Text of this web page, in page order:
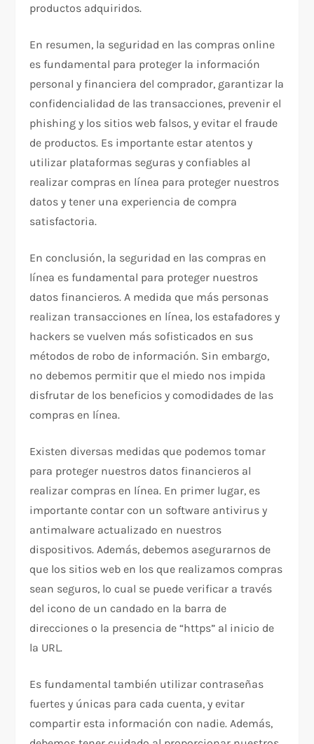
productos adquiridos.
En resumen, la seguridad en las compras online
es fundamental para proteger la información
personal y financiera del comprador, garantizar la
confidencialidad de las transacciones, prevenir el
phishing y los sitios web falsos, y evitar el fraude
de productos. Es importante estar atentos y
utilizar plataformas seguras y confiables al
realizar compras en línea para proteger nuestros
datos y tener una experiencia de compra
satisfactoria.
En conclusión, la seguridad en las compras en
línea es fundamental para proteger nuestros
datos financieros. A medida que más personas
realizan transacciones en línea, los estafadores y
hackers se vuelven más sofisticados en sus
métodos de robo de información. Sin embargo,
no debemos permitir que el miedo nos impida
disfrutar de los beneficios y comodidades de las
compras en línea.
Existen diversas medidas que podemos tomar
para proteger nuestros datos financieros al
realizar compras en línea. En primer lugar, es
importante contar con un software antivirus y
antimalware actualizado en nuestros
dispositivos. Además, debemos asegurarnos de
que los sitios web en los que realizamos compras
sean seguros, lo cual se puede verificar a través
del icono de un candado en la barra de
direcciones o la presencia de “https” al inicio de
la URL.
Es fundamental también utilizar contraseñas
fuertes y únicas para cada cuenta, y evitar
compartir esta información con nadie. Además,